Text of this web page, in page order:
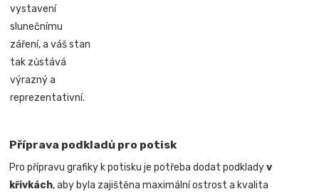
vystavení
slunečnímu
záření, a váš stan
tak zůstává
výrazný a
reprezentativní.
Příprava podkladů pro potisk
Pro přípravu grafiky k potisku je potřeba dodat podkladyv
křivkách, aby byla zajištěna maximální ostrost a kvalita